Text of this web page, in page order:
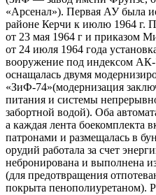
«Арсенал»). Первая АУ была
районе Керчи к июлю 1964 г.
от 23 мая 1964 г и
от 24 июля 1964 года
вооружение под индексом
оснащалась двумя
«ЗиФ-74»(модернизация
питания и системы
забортной водой). Оба
а каждая лента боекомплекта
патронами и размещалась в
орудий работала за счет
небронирована и выполнена
(для предотвращения
покрыта пенополиуретаном).